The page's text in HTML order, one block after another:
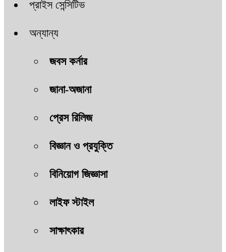
প্রাইস সেন্সিটিভ
অন্যান্য
জবস কর্নার
জানা-অজানা
প্রেস রিলিজ
বিজ্ঞান ও প্রযুক্তি
বিনিয়োগ জিজ্ঞাসা
লাইফ স্টাইল
সাক্ষাৎকার